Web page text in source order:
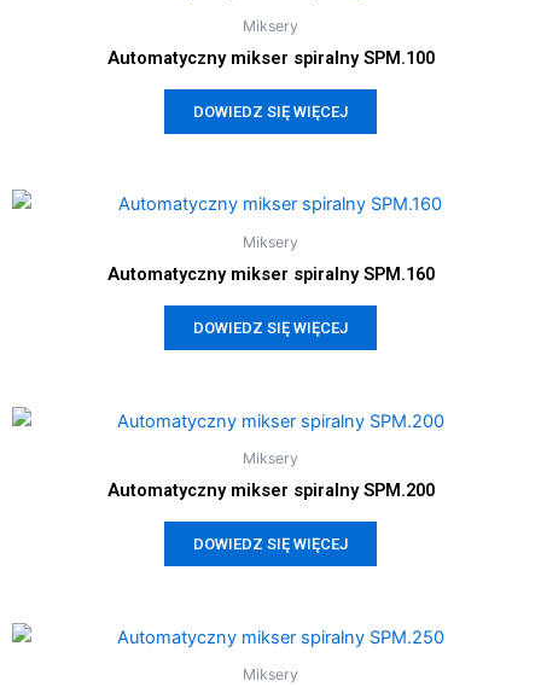
Miksery
Automatyczny mikser spiralny SPM.100
DOWIEDZ SIĘ WIĘCEJ
Miksery
Automatyczny mikser spiralny SPM.160
DOWIEDZ SIĘ WIĘCEJ
Miksery
Automatyczny mikser spiralny SPM.200
DOWIEDZ SIĘ WIĘCEJ
Miksery